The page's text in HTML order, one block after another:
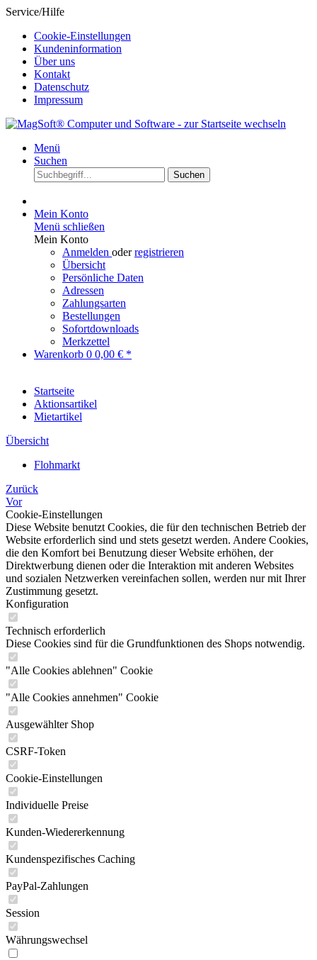
Service/Hilfe
Cookie-Einstellungen
Kundeninformation
Über uns
Kontakt
Datenschutz
Impressum
Menü
Suchen
Suchen
Mein Konto
Menü schließen
Mein Konto
Anmelden oderregistrieren
Übersicht
Persönliche Daten
Adressen
Zahlungsarten
Bestellungen
Sofortdownloads
Merkzettel
Warenkorb 0 0,00 € *
Startseite
Aktionsartikel
Mietartikel
Übersicht
Flohmarkt
Zurück
Vor
Cookie-Einstellungen
Diese Website benutzt Cookies, die für den technischen Betrieb der
Website erforderlich sind und stets gesetzt werden. Andere Cookies,
die den Komfort bei Benutzung dieser Website erhöhen, der
Direktwerbung dienen oder die Interaktion mit anderen Websites
und sozialen Netzwerken vereinfachen sollen, werden nur mit Ihrer
Zustimmung gesetzt.
Konfiguration
Technisch erforderlich
Diese Cookies sind für die Grundfunktionen des Shops notwendig.
"Alle Cookies ablehnen" Cookie
"Alle Cookies annehmen" Cookie
Ausgewählter Shop
CSRF-Token
Cookie-Einstellungen
Individuelle Preise
Kunden-Wiedererkennung
Kundenspezifisches Caching
PayPal-Zahlungen
Session
Währungswechsel